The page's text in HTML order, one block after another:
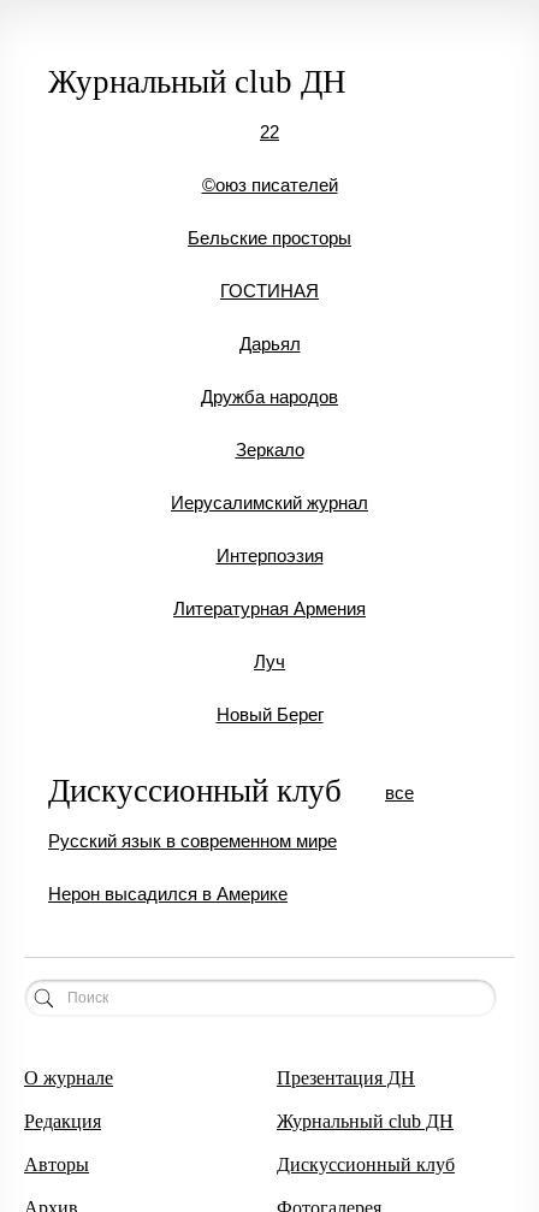
Журнальный club ДН
22
©оюз писателей
Бельские просторы
ГОСТИНАЯ
Дарьял
Дружба народов
Зеркало
Иерусалимский журнал
Интерпоэзия
Литературная Армения
Луч
Новый Берег
Дискуссионный клуб
Русский язык в современном мире
Нерон высадился в Америке
все
О журнале
Редакция
Авторы
Архив
Презентация ДН
Журнальный club ДН
Дискуссионный клуб
Фотогалерея